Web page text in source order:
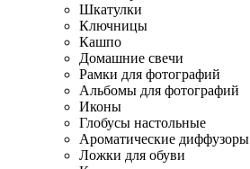
Шкатулки
Ключницы
Кашпо
Домашние свечи
Рамки для фотографий
Альбомы для фотографий
Иконы
Глобусы настольные
Ароматические диффузоры
Ложки для обуви